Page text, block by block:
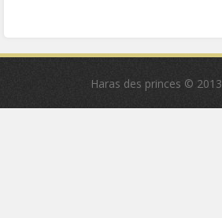
Haras des princes © 2013